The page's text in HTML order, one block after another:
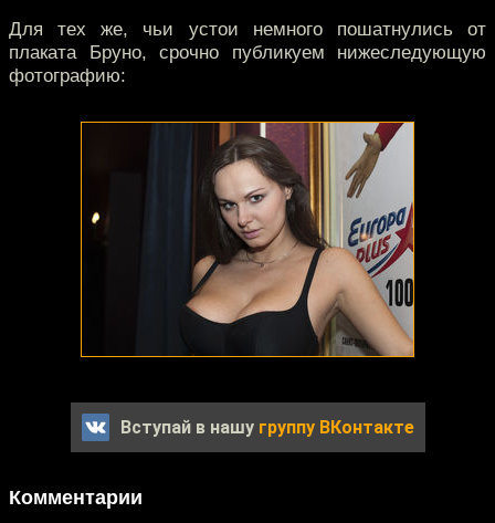
Для тех же, чьи устои немного пошатнулись от
плаката Бруно, срочно публикуем нижеследующую
фотографию:
Вступай в нашу группу ВКонтакте
Комментарии